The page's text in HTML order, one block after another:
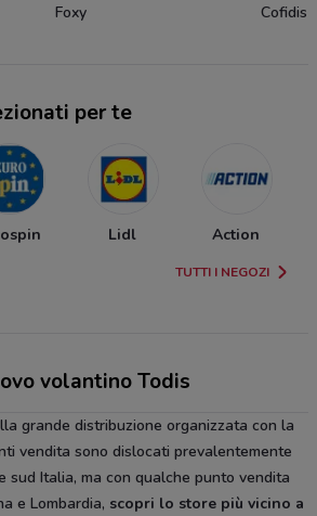
Foxy Cofidis
per te
Lidl Action
TUTTI I NEGOZI
volantino Todis
grande distribuzione organizzata con la
vendita sono dislocati prevalentemente
Italia, ma con qualche punto vendita
e Lombardia, scopri lo store più vicino a